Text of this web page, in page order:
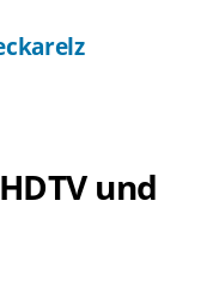
und